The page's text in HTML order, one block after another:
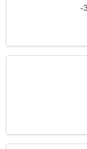
زن مجرد به دنبال شوهر 34-